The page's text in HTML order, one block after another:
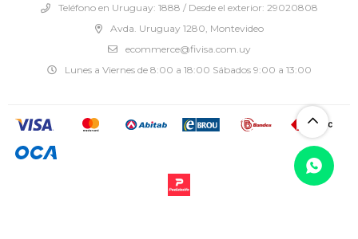
Teléfono en Uruguay: 1888 / Desde el exterior: 29020808
Avda. Uruguay 1280, Montevideo
ecommerce@fivisa.com.uy
Lunes a Viernes de 8:00 a 18:00 Sábados 9:00 a 13:00